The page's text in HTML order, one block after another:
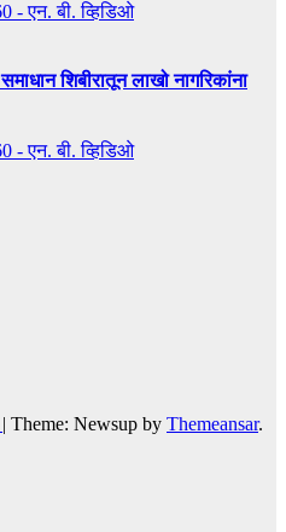
- एन. बी. व्हिडिओ
शिबीरातून लाखो नागरिकांना
- एन. बी. व्हिडिओ
| Theme: Newsup by Themeansar.